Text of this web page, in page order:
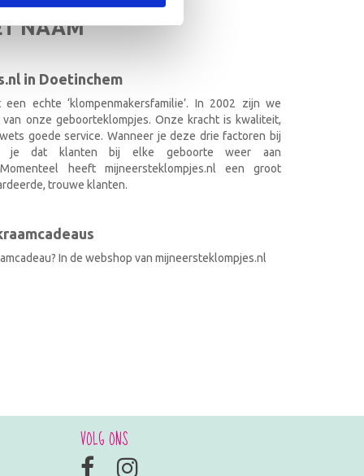
NAAM
in Doetinchem
echte ‘klompenmakersfamilie’. In 2002 zijn we
onze geboorteklompjes. Onze kracht is kwaliteit,
goede service. Wanneer je deze drie factoren bij
je dat klanten bij elke geboorte weer aan
heeft mijneersteklompjes.nl een groot
trouwe klanten.
In de webshop van mijneersteklompjes.nl
VOLG ONS